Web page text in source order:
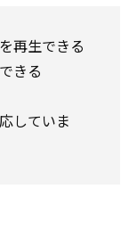
再生できる
きる
していま